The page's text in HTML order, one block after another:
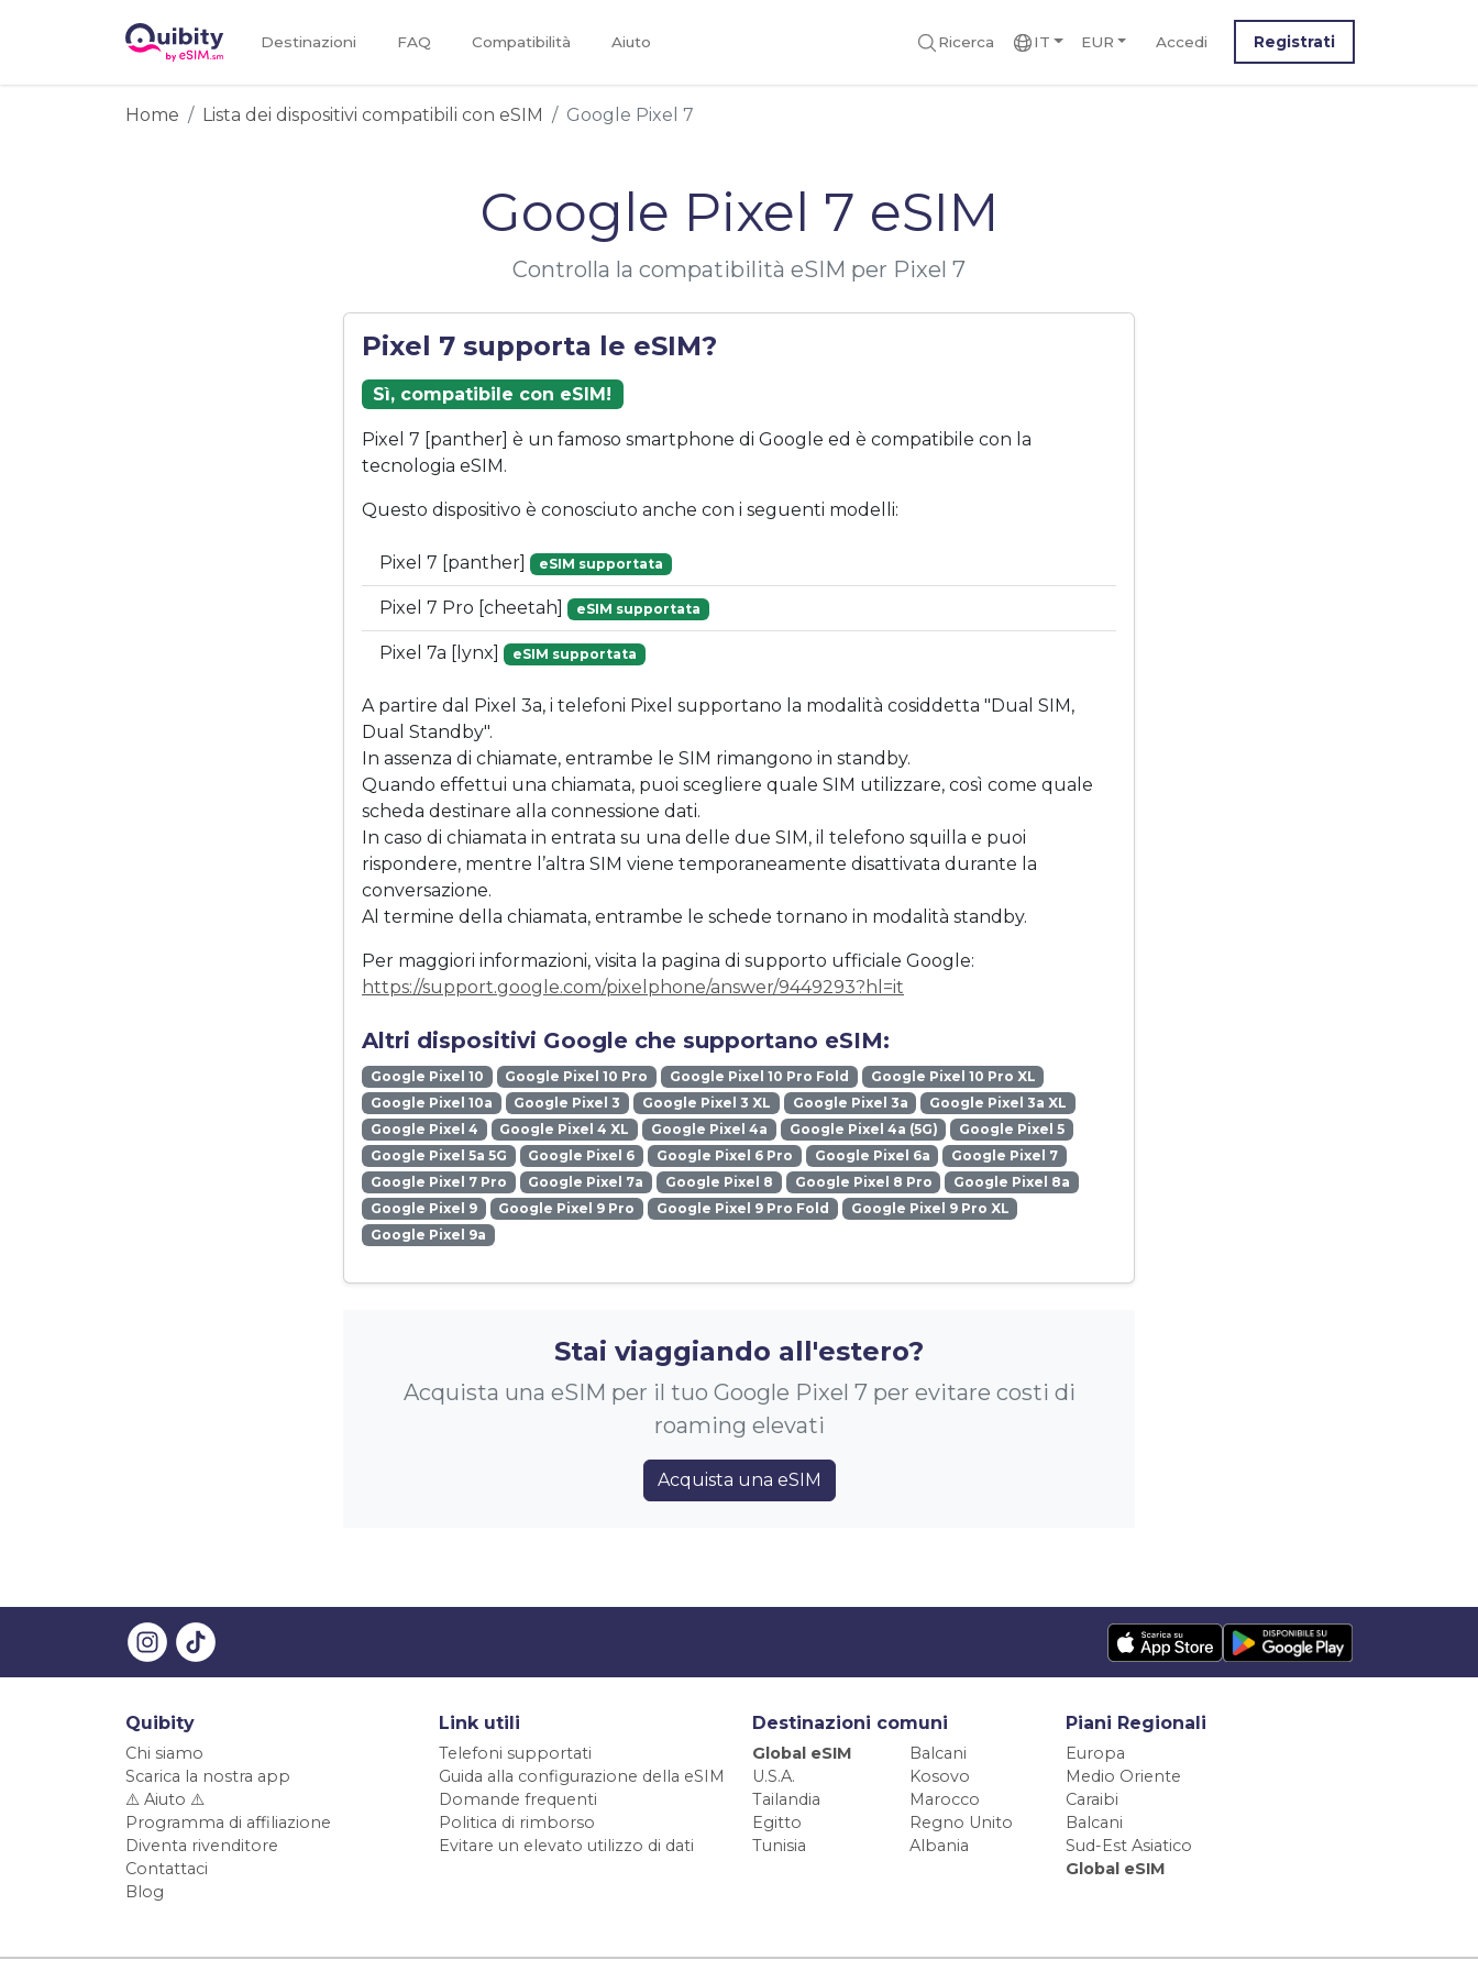
Destinazioni FAQ Compatibilità Aiuto Ricerca IT EUR Accedi Registrati
Home Lista dei dispositivi compatibili con eSIM Google Pixel 7
Google Pixel 7 eSIM
Controlla la compatibilità eSIM per Pixel 7
Pixel 7 supporta le eSIM?
Sì, compatibile con eSIM!
Pixel 7 [panther] è un famoso smartphone di Google ed è compatibile con la
tecnologia eSIM.
Questo dispositivo è conosciuto anche con i seguenti modelli:
Pixel 7 [panther] eSIM supportata
Pixel 7 Pro [cheetah] eSIM supportata
Pixel 7a [lynx] eSIM supportata
A partire dal Pixel 3a, i telefoni Pixel supportano la modalità cosiddetta "Dual SIM,
Dual Standby".
In assenza di chiamate, entrambe le SIM rimangono in standby.
Quando effettui una chiamata, puoi scegliere quale SIM utilizzare, così come quale
scheda destinare alla connessione dati.
In caso di chiamata in entrata su una delle due SIM, il telefono squilla e puoi
rispondere, mentre l’altra SIM viene temporaneamente disattivata durante la
conversazione.
Al termine della chiamata, entrambe le schede tornano in modalità standby.
Per maggiori informazioni, visita la pagina di supporto ufficiale Google:
https://support.google.com/pixelphone/answer/9449293?hl=it
Altri dispositivi Google che supportano eSIM:
Google Pixel 10 Google Pixel 10 Pro Google Pixel 10 Pro Fold
Google Pixel 10 Pro XL
Google Pixel 10a
Google Pixel 3 Google Pixel 3 XL Google Pixel 3a
Google Pixel 3a XL
Google Pixel 4
Google Pixel 4 XL Google Pixel 4a Google Pixel 4a (5G)
Google Pixel 5
Google Pixel 5a 5G
Google Pixel 6 Google Pixel 6 Pro Google Pixel 6a
Google Pixel 7
Google Pixel 7 Pro
Google Pixel 7a Google Pixel 8 Google Pixel 8 Pro
Google Pixel 8a
Google Pixel 9
Google Pixel 9 Pro Google Pixel 9 Pro Fold
Google Pixel 9 Pro XL
Google Pixel 9a
Stai viaggiando all'estero?
Acquista una eSIM per il tuo Google Pixel 7 per evitare costi di
roaming elevati
Acquista una eSIM
Quibity
Chi siamo
Scarica la nostra app
⚠️ Aiuto ⚠️
Programma di affiliazione
Diventa rivenditore
Contattaci
Blog
Link utili
Telefoni supportati
Guida alla configurazione della eSIM
Domande frequenti
Politica di rimborso
Evitare un elevato utilizzo di dati
Destinazioni comuni
Global eSIM
Balcani
U.S.A.
Kosovo
Tailandia
Marocco
Egitto
Regno Unito
Tunisia
Albania
Piani Regionali
Europa
Medio Oriente
Caraibi
Balcani
Sud-Est Asiatico
Global eSIM